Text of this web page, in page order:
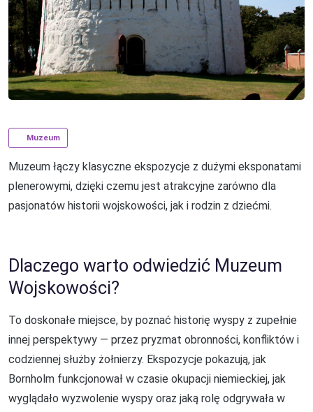
Muzeum
Muzeum łączy klasyczne ekspozycje z dużymi eksponatami
plenerowymi, dzięki czemu jest atrakcyjne zarówno dla
pasjonatów historii wojskowości, jak i rodzin z dziećmi.
Dlaczego warto odwiedzić Muzeum
Wojskowości?
To doskonałe miejsce, by poznać historię wyspy z zupełnie
innej perspektywy — przez pryzmat obronności, konfliktów i
codziennej służby żołnierzy. Ekspozycje pokazują, jak
Bornholm funkcjonował w czasie okupacji niemieckiej, jak
wyglądało wyzwolenie wyspy oraz jaką rolę odgrywała w